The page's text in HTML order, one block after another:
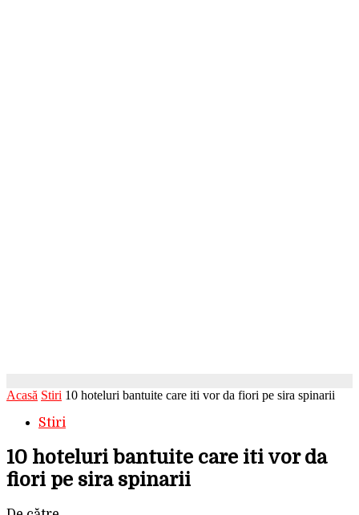
Acasă Stiri 10 hoteluri bantuite care iti vor da fiori pe sira spinarii
Stiri
10 hoteluri bantuite care iti vor da
fiori pe sira spinarii